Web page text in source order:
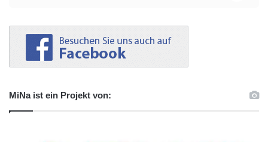
MiNa ist ein Projekt von: